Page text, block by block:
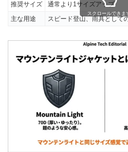
推奨サイズ
通常より1サイズアップ
主な用途
スピード登山、雨具として
スクロールできま